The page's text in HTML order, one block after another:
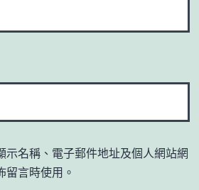
示名稱、電子郵件地址及個人網站網
留言時使用。